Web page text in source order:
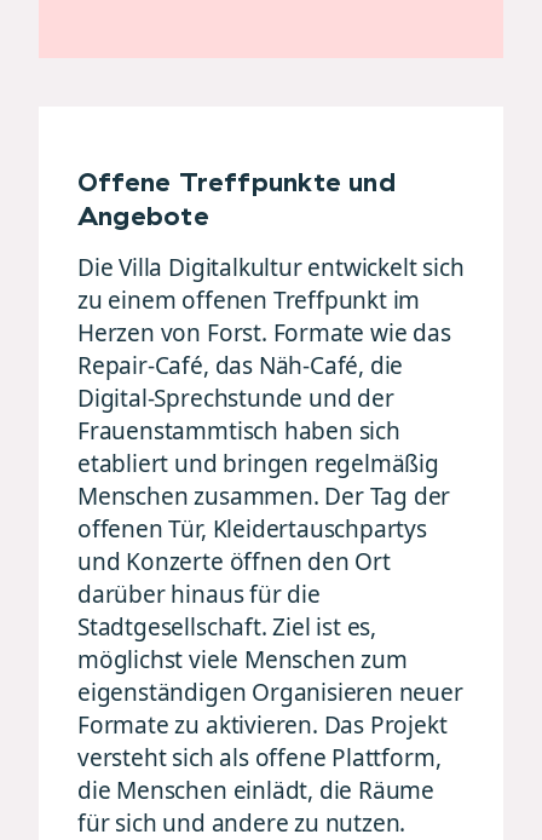
Offene Treffpunkte und
Angebote
Die Villa Digitalkultur entwickelt sich
zu einem offenen Treffpunkt im
Herzen von Forst. Formate wie das
Repair-Café, das Näh-Café, die
Digital-Sprechstunde und der
Frauenstammtisch haben sich
etabliert und bringen regelmäßig
Menschen zusammen. Der Tag der
offenen Tür, Kleidertauschpartys
und Konzerte öffnen den Ort
darüber hinaus für die
Stadtgesellschaft. Ziel ist es,
möglichst viele Menschen zum
eigenständigen Organisieren neuer
Formate zu aktivieren. Das Projekt
versteht sich als offene Plattform,
die Menschen einlädt, die Räume
für sich und andere zu nutzen.